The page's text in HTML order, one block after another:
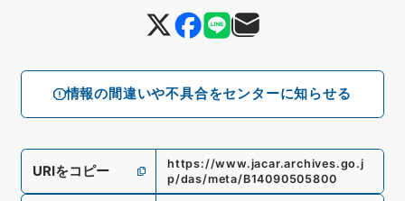
情報の間違いや不具合をセンターに知らせる
URIをコピー
https://www.jacar.archives.go.j
p/das/meta/B14090505800